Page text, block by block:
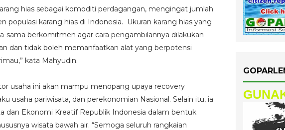
hias sebagai komoditi perdagangan, mengingat jumlah
populasi karang hias di Indonesia. Ukuran karang hias yang
sama berkomitmen agar cara pengambilannya dilakukan
dan tidak boleh memanfaatkan alat yang berpotensi
kata Mahyudin.
usaha ini akan mampu menopang upaya recovery
usaha pariwisata, dan perekonomian Nasional. Selain itu, ia
dan Ekonomi Kreatif Republik Indonesia dalam bentuk
wisata bawah air. “Semoga seluruh rangkaian